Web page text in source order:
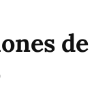
de